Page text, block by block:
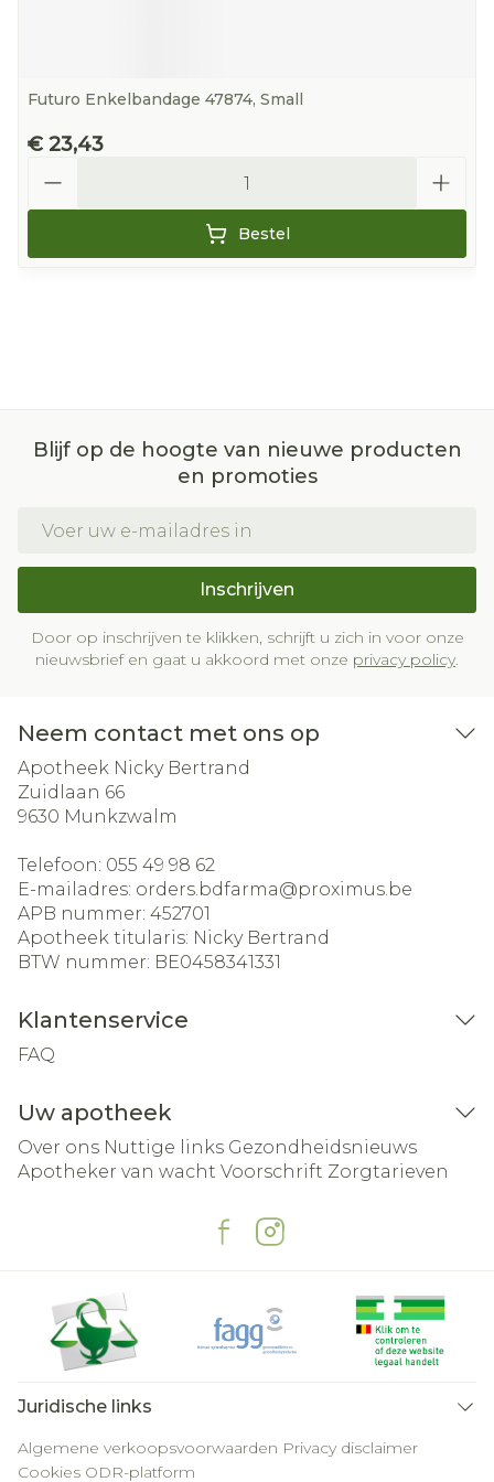
Futuro Enkelbandage 47874, Small
€ 23,43
Bestel
Blijf op de hoogte van nieuwe producten
en promoties
Inschrijven
Door op inschrijven te klikken, schrijft u zich in voor onze
nieuwsbrief en gaat u akkoord met onze privacy policy.
Neem contact met ons op
Apotheek Nicky Bertrand
Zuidlaan 66
9630 Munkzwalm
Telefoon: 055 49 98 62
E-mailadres: orders.bdfarma@proximus.be
APB nummer: 452701
Apotheek titularis: Nicky Bertrand
BTW nummer: BE0458341331
Klantenservice
FAQ
Uw apotheek
Over ons Nuttige links Gezondheidsnieuws
Apotheker van wacht Voorschrift Zorgtarieven
Juridische links
Algemene verkoopsvoorwaarden Privacy disclaimer
Cookies ODR-platform